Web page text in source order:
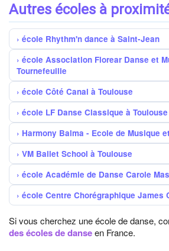
Autres écoles à
école Rhythm'n dance à Saint-Jean
école Association Florear Danse et
Tournefeuille
école Côté Canal à Toulouse
école LF Danse Classique à Toulouse
Harmony Balma - Ecole de Musique
VM Ballet School à Toulouse
école Académie de Danse Carole
école Centre Chorégraphique James
Si vous cherchez une école de danse,
des écoles de danseen France.